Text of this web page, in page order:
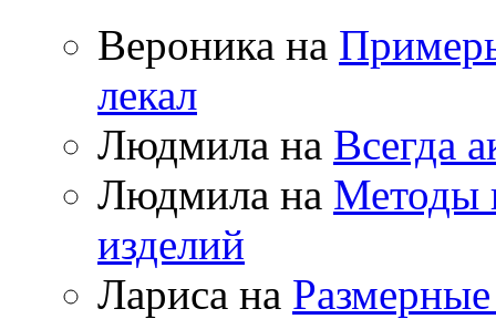
Вероника на
лекал
Людмила на Всегда
Людмила на Методы
изделий
Лариса на